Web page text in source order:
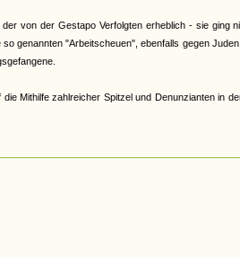
von der Gestapo Verfolgten erheblich - sie ging
genannten "Arbeitscheuen", ebenfalls gegen
Mithilfe zahlreicher Spitzel und Denunzianten in